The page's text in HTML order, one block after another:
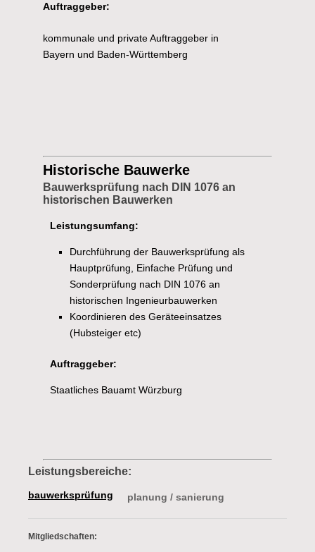
Auftraggeber:
kommunale und private Auftraggeber in
Bayern und Baden-Württemberg
Historische Bauwerke
Bauwerksprüfung nach DIN 1076 an
historischen Bauwerken
Leistungsumfang:
Durchführung der Bauwerksprüfung als
Hauptprüfung, Einfache Prüfung und
Sonderprüfung nach DIN 1076 an
historischen Ingenieurbauwerken
Koordinieren des Geräteeinsatzes
(Hubsteiger etc)
Auftraggeber:
Staatliches Bauamt Würzburg
Leistungsbereiche:
Navigation
bauwerksprüfung planung / sanierung
Mitgliedschaften: